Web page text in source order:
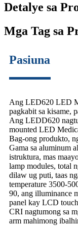
Detalye sa
Mga Tag sa
Pasiuna
Ang LED620 LED
pagkabit sa kisame,
Ang LEDD620
mounted LED
Bag-ong produkto,
Gama sa aluminum
istruktura, mas
lamp modules, total
dilaw ug puti, taas
temperature 3500-
90, ang illuminance
panel kay LCD
CRI nagtumong sa
arm mahimong